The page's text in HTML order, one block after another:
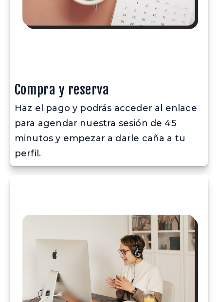
Compra y reserva
Haz el pago y podrás acceder al enlace
para agendar nuestra sesión de 45
minutos y empezar a darle caña a tu
perfil.